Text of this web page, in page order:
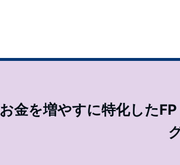
お金を増やすに特化した